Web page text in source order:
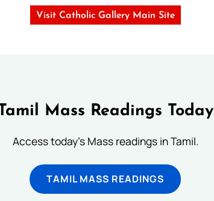
Visit Catholic Gallery Main Site
Tamil Mass Readings Today
Access today's Mass readings in Tamil.
TAMIL MASS READINGS